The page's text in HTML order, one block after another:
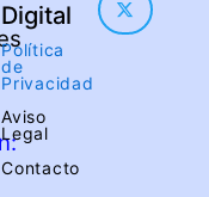
Digital
Política
de
Privacidad
Aviso
Legal
Contacto